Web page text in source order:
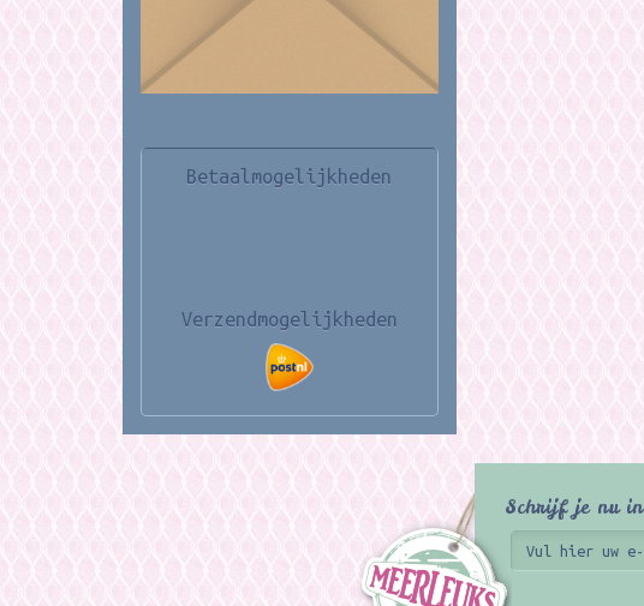
Betaalmogelijkheden
Verzendmogelijkheden
Schrijf je nu